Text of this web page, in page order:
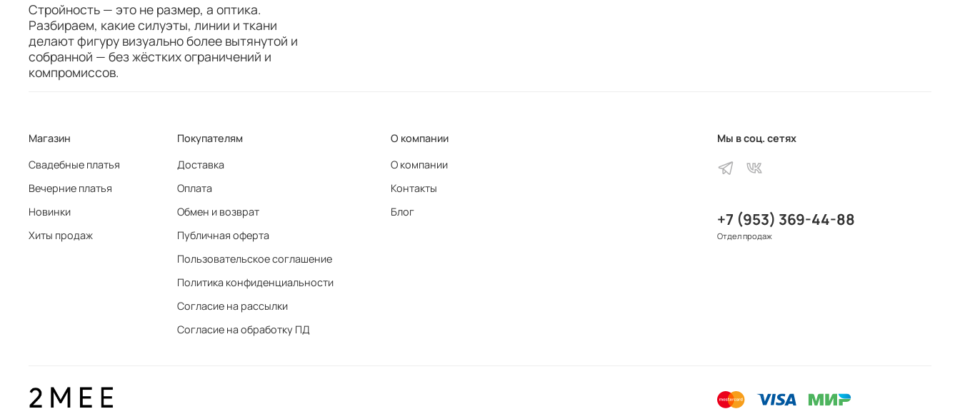
Стройность — это не размер, а оптика.
Разбираем, какие силуэты, линии и ткани
делают фигуру визуально более вытянутой и
собранной — без жёстких ограничений и
компромиссов.
Магазин
Свадебные платья
Вечерние платья
Новинки
Хиты продаж
Покупателям
Доставка
Оплата
Обмен и возврат
Публичная оферта
Пользовательское соглашение
Политика конфиденциальности
Согласие на рассылки
Согласие на обработку ПД
О компании
О компании
Контакты
Блог
Мы в соц. сетях
+7 (953) 369-44-88
Отдел продаж